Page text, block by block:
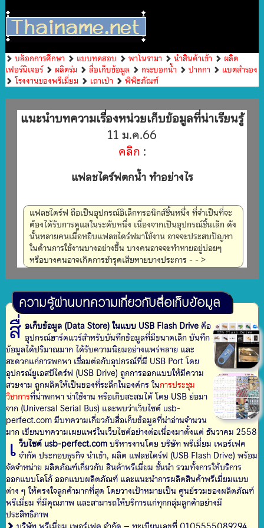
บล็อกการศึกษา แบบทดสอบ พาโนรามา นำสินค้าเข้า
ผลิต
เฟอร์นิเจอร์
ผลิตร่ม สื่อเก็บข้อมูล กระบอกน้ำ ปากกา
แบตสำรอง
โรงงานของพรีเมี่ยม
เถาเป่า พิพิธภัณฑ์
แนะนำบทความเรื่องหน่วยเก็บข้อมูลที่น่าเรียนรู้
11 ม.ค.66
คลิก :
แฟลชไดร์ฟตกน้ำ ทำอย่างไร
แฟลชไดร์ฟ ถือเป็นอุปกรณ์อิเล็กทรอนิกส์ชิ้นหนึ่ง ที่จำเป็นที่จะ
ต้องได้รับการดูแลในระดับหนึ่ง เนื่องจากเป็นอุปกรณ์ชิ้นเล็ก ดัง
นั้นหลายคนเมื่อหยิบแฟลชไดร์ฟมาใช้งาน อาจจะประสบปัญหา
ในด้านการใช้งานบางอย่างขึ้น บางคนอาจจะทำหายอยู่บ่อยๆ
หรือบางคนอาจเกิดการชำรุดเสียหายบางประการ - - >
ความรู้ผ่านบทความเกี่ยวกับสื่อเก็บข้อมูล
สื่ อเก็บข้อมูล (Data Store) ในแบบ USB Flash Driveคือ
อุปกรณ์ฮาร์ดแวร์สำหรับบันทึกข้อมูลที่มีขนาดเล็ก บันทึก
ข้อมูลได้ปริมาณมาก ได้รับความนิยมอย่างแพร่หลาย และ
สะดวกแก่การพกพา เชื่อมต่อกับอุปกรณ์ที่มี USB Port โดย
อุปกรณ์ยูเอสบีไดร์ฟ (USB Drive) ถูกการออกแบบให้มีความ
สวยงาม ถูกผลิตให้เป็นของที่ระลึกในองค์กร ในการประชุม
วิชาการที่น่าพกพา น่าใช้งาน หรือเก็บสะสมได้ โดย USB ย่อมา
จาก (Universal Serial Bus) และพบว่าเว็บไซต์ usb-
perfect.com มีบทความเกี่ยวกับสื่อเก็บข้อมูลที่น่าอ่านจำนวน
มาก เขียนบทความเผยแพร่ในเว็บไซต์อย่างต่อเนื่องมาตั้งแต่ ธันวาคม 2558
เ ว็บไซต์ usb-perfect.com
จำกัด ประกอบธุรกิจ นำเข้า, ผลิต แฟลชไดร์ฟ (USB Flash Drive) พร้อม
จัดจำหน่าย ผลิตภัณฑ์เกี่ยวกับ สินค้าพรีเมี่ยม ชั้นนำ รวมทั้งการให้บริการ
ออกแบบโลโก้ ออกแบบผลิตภัณฑ์ และแนะนำการผลิตสินค้าพรีเมี่ยมแบบ
ต่าง ๆ ให้ตรงใจลูกค้ามากที่สุด โดยวางเป้าหมายเป็น ศูนย์รวมของผลิตภัณฑ์
พรีเมี่ยม ที่มีคุณภาพ และสามารถให้บริการแก่ทุกกลุ่มลูกค้าอย่างมี
ประสิทธิภาพ